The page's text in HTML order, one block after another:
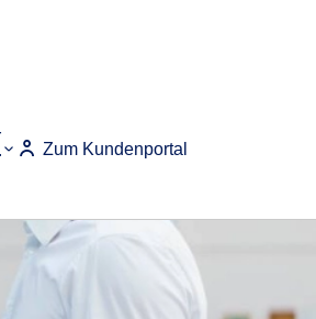
Zum Kundenportal